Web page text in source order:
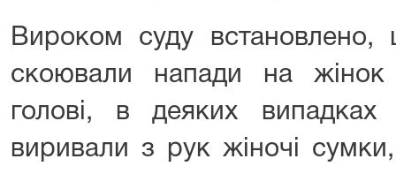
Вироком суду встановлено,
скоювали напади на
голові, в деяких випадках
виривали з рук жіночі